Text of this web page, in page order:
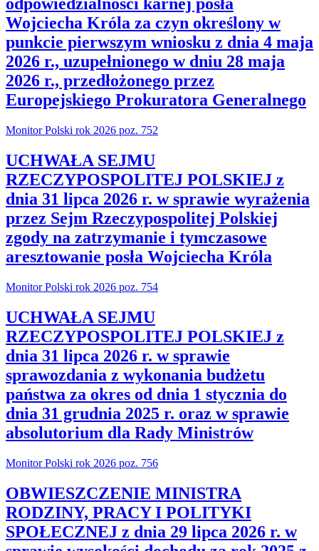
odpowiedzialności karnej posła
Wojciecha Króla za czyn określony w
punkcie pierwszym wniosku z dnia 4 maja
2026 r., uzupełnionego w dniu 28 maja
2026 r., przedłożonego przez
Europejskiego Prokuratora Generalnego
Monitor Polski rok 2026 poz. 752
UCHWAŁA SEJMU
RZECZYPOSPOLITEJ POLSKIEJ z
dnia 31 lipca 2026 r. w sprawie wyrażenia
przez Sejm Rzeczypospolitej Polskiej
zgody na zatrzymanie i tymczasowe
aresztowanie posła Wojciecha Króla
Monitor Polski rok 2026 poz. 754
UCHWAŁA SEJMU
RZECZYPOSPOLITEJ POLSKIEJ z
dnia 31 lipca 2026 r. w sprawie
sprawozdania z wykonania budżetu
państwa za okres od dnia 1 stycznia do
dnia 31 grudnia 2025 r. oraz w sprawie
absolutorium dla Rady Ministrów
Monitor Polski rok 2026 poz. 756
OBWIESZCZENIE MINISTRA
RODZINY, PRACY I POLITYKI
SPOŁECZNEJ z dnia 29 lipca 2026 r. w